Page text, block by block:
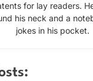
for lay readers.
his neck and a
jokes in his pocket.